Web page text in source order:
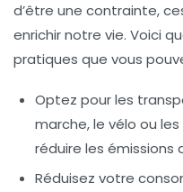
d’être une contrainte,
enrichir notre vie. Voici
pratiques que vous
Optez pour les
marche, le vélo ou
réduire les
Réduisez votre